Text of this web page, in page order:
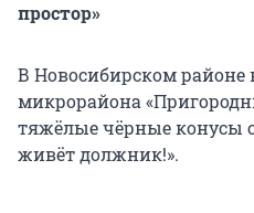
простор»
В Новосибирском районе
микрорайона
тяжёлые чёрные конусы
живёт должник!».